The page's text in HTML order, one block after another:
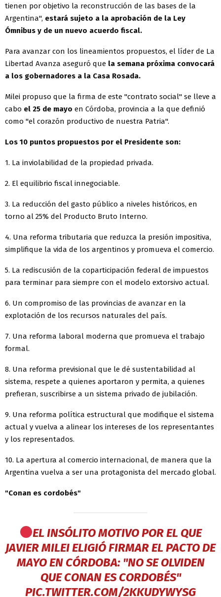
tienen por objetivo la reconstrucción de las bases de la
Argentina", estará sujeto a la aprobación de la Ley
Ómnibus y de un nuevo acuerdo fiscal.
Para avanzar con los lineamientos propuestos, el líder de La
Libertad Avanza aseguró que la semana próxima convocará
a los gobernadores a la Casa Rosada.
Milei propuso que la firma de este "contrato social" se lleve a
cabo el 25 de mayo en Córdoba, provincia a la que definió
como "el corazón productivo de nuestra Patria".
Los 10 puntos propuestos por el Presidente son:
1. La inviolabilidad de la propiedad privada.
2. El equilibrio fiscal innegociable.
3. La reducción del gasto público a niveles históricos, en
torno al 25% del Producto Bruto Interno.
4. Una reforma tributaria que reduzca la presión impositiva,
simplifique la vida de los argentinos y promueva el comercio.
5. La rediscusión de la coparticipación federal de impuestos
para terminar para siempre con el modelo extorsivo actual.
6. Un compromiso de las provincias de avanzar en la
explotación de los recursos naturales del país.
7. Una reforma laboral moderna que promueva el trabajo
formal.
8. Una reforma previsional que le dé sustentabilidad al
sistema, respete a quienes aportaron y permita, a quienes
prefieran, suscribirse a un sistema privado de jubilación.
9. Una reforma política estructural que modifique el sistema
actual y vuelva a alinear los intereses de los representantes
y los representados.
10. La apertura al comercio internacional, de manera que la
Argentina vuelva a ser una protagonista del mercado global.
"Conan es cordobés"
EL INSÓLITO MOTIVO POR EL QUE
JAVIER MILEI ELIGIÓ FIRMAR EL PACTO DE
MAYO EN CÓRDOBA: "NO SE OLVIDEN
QUE CONAN ES CORDOBÉS"
PIC.TWITTER.COM/2KKUDYWYSG